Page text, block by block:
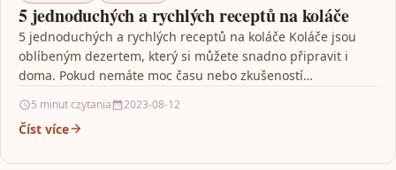
5 jednoduchých a rychlých receptů na koláče
5 jednoduchých a rychlých receptů na koláče Koláče jsou
oblíbeným dezertem, který si můžete snadno připravit i
doma. Pokud nemáte moc času nebo zkušeností…
5 minut czytania 2023-08-12
Číst více